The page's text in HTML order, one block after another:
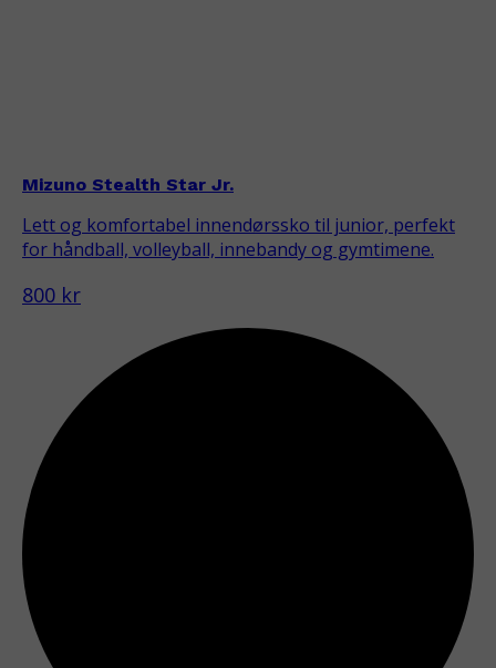
Mizuno Stealth Star Jr.
Lett og komfortabel innendørssko til junior, perfekt
for håndball, volleyball, innebandy og gymtimene.
800 kr